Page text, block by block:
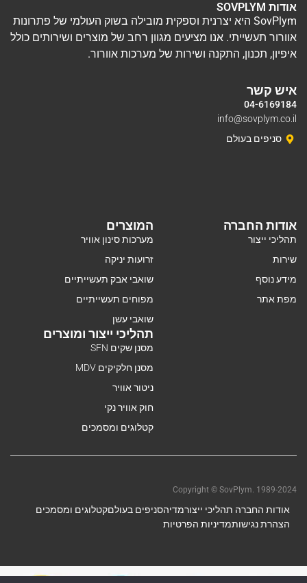
אודות SOVPLYM
SovPlym היא יצרנית וספקית מובילה בשוק העולמי של פתרונות
אוורור תעשייתי. אנו מציעים מגוון רחב של מוצרים ושירותים כולל
איפיון, תכנון, התקנה ושירות של מערכות אוורור.
המוצרים
מערכות סינון אוויר
זרועות יניקה
שואבי אבק תעשייתיים
מפוחים תעשייתיים
שואבי עשן
אודות החברה
תהליכי ייצור
שירות
מידע נוסף
מפת אתר
תהליכי ייצור ומוצרים
מסנן שקים SFN
מסנן חלקיקים MDV
ניטור אוויר
חוק אוויר נקי
קטלוגים ומסמכים
איש קשר
04-6169184
info@sovplym.co.il
סניפים בעולם
Copyright © SovPlym. 1989-2024
אודות החברה תהליכי ייצורמדיהסניפים בעולםקטלוגים ומסמכים
הצהרת נגישותמדיניות הפרטיות